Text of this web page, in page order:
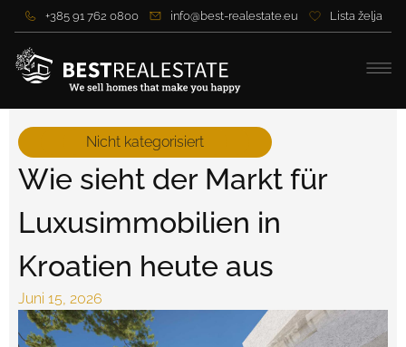
+385 91 762 0800 info@best-realestate.eu Lista želja
Nicht kategorisiert
Wie sieht der Markt für
Luxusimmobilien in
Kroatien heute aus
Juni 15, 2026